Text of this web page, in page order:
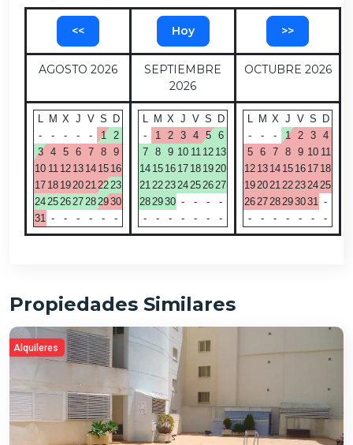
<< Hoy >>
AGOSTO 2026
SEPTIEMBRE
2026
OCTUBRE 2026
L M X J V S D
-
- - - - 1
2
3
4 5 6 7 8
9
10 11 12 13 14 15 16
17 18 19 20 21 22 23
24 25 26 27 28 2930
31 - - - - - -
L M X J V S D
-
1 2 3 4 5
6
7
8 9 10 11 12 13
14 15 16 17 18 19 20
21 22 23 24 25 26 27
28 2930 - - -
-
-
- - - - - -
L M X J V S D
-
- - 1 2 3
4
5
6 7 8 9 10 11
12 13 14 15 16 17 18
19 20 21 22 23 24 25
26 27 28 293031 -
-
- - - - - -
Propiedades Similares
Alquileres